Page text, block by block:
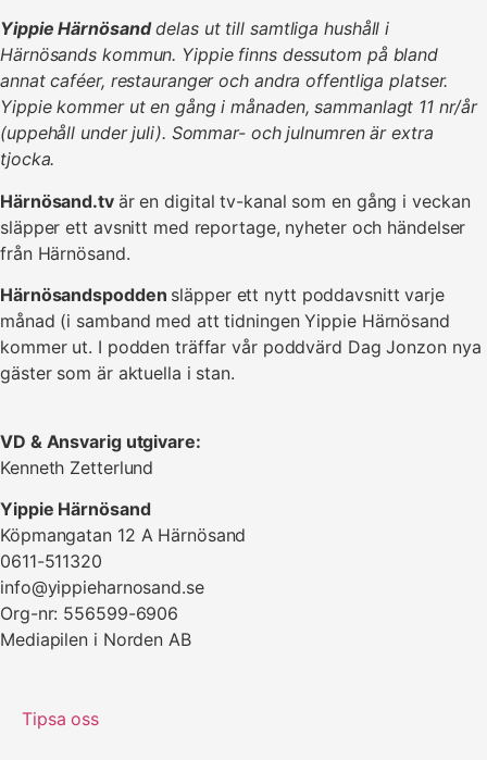
Yippie Härnösanddelas ut till samtliga hushåll i
Härnösands kommun. Yippie finns dessutom på bland
annat caféer, restauranger och andra offentliga platser.
Yippie kommer ut en gång i månaden, sammanlagt 11 nr/år
(uppehåll under juli). Sommar- och julnumren är extra
tjocka.
Härnösand.tv är en digital tv-kanal som en gång i veckan
släpper ett avsnitt med reportage, nyheter och händelser
från Härnösand.
Härnösandspodden släpper ett nytt poddavsnitt varje
månad (i samband med att tidningen Yippie Härnösand
kommer ut. I podden träffar vår poddvärd Dag Jonzon nya
gäster som är aktuella i stan.
VD & Ansvarig utgivare:
Kenneth Zetterlund
Yippie Härnösand
Köpmangatan 12 A Härnösand
0611-511320
info@yippieharnosand.se
Org-nr: 556599-6906
Mediapilen i Norden AB
Tipsa oss